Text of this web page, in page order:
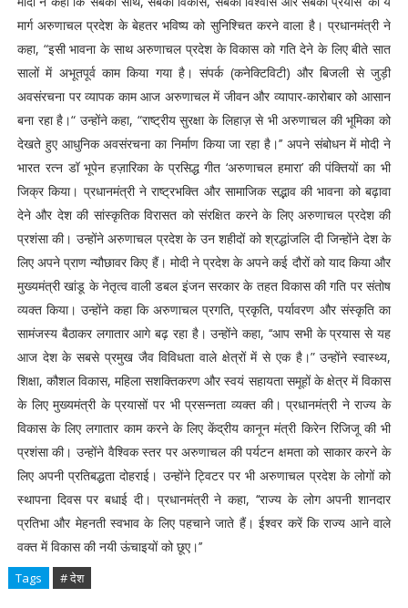
मार्ग अरुणाचल प्रदेश के बेहतर भविष्य को सुनिश्चित करने वाला है। प्रधानमंत्री ने
कहा, “इसी भावना के साथ अरुणाचल प्रदेश के विकास को गति देने के लिए बीते सात
सालों में अभूतपूर्व काम किया गया है। संपर्क (कनेक्टिविटी) और बिजली से जुड़ी
अवसंरचना पर व्यापक काम आज अरुणाचल में जीवन और व्यापार-कारोबार को आसान
बना रहा है।“ उन्होंने कहा, “राष्ट्रीय सुरक्षा के लिहाज़ से भी अरुणाचल की भूमिका को
देखते हुए आधुनिक अवसंरचना का निर्माण किया जा रहा है।’’ अपने संबोधन में मोदी ने
भारत रत्न डॉ भूपेन हज़ारिका के प्रसिद्ध गीत ‘अरुणाचल हमारा’ की पंक्तियों का भी
जिक्र किया। प्रधानमंत्री ने राष्ट्रभक्ति और सामाजिक सद्भाव की भावना को बढ़ावा
देने और देश की सांस्कृतिक विरासत को संरक्षित करने के लिए अरुणाचल प्रदेश की
प्रशंसा की। उन्होंने अरुणाचल प्रदेश के उन शहीदों को श्रद्धांजलि दी जिन्होंने देश के
लिए अपने प्राण न्यौछावर किए हैं। मोदी ने प्रदेश के अपने कई दौरों को याद किया और
मुख्यमंत्री खांडू के नेतृत्व वाली डबल इंजन सरकार के तहत विकास की गति पर संतोष
व्यक्त किया। उन्होंने कहा कि अरुणाचल प्रगति, प्रकृति, पर्यावरण और संस्कृति का
सामंजस्य बैठाकर लगातार आगे बढ़ रहा है। उन्होंने कहा, ‘‘आप सभी के प्रयास से यह
आज देश के सबसे प्रमुख जैव विविधता वाले क्षेत्रों में से एक है।” उन्होंने स्वास्थ्य,
शिक्षा, कौशल विकास, महिला सशक्तिकरण और स्वयं सहायता समूहों के क्षेत्र में विकास
के लिए मुख्यमंत्री के प्रयासों पर भी प्रसन्नता व्यक्त की। प्रधानमंत्री ने राज्य के
विकास के लिए लगातार काम करने के लिए केंद्रीय कानून मंत्री किरेन रिजिजू की भी
प्रशंसा की। उन्होंने वैश्विक स्तर पर अरुणाचल की पर्यटन क्षमता को साकार करने के
लिए अपनी प्रतिबद्धता दोहराई। उन्होंने ट्विटर पर भी अरुणाचल प्रदेश के लोगों को
स्थापना दिवस पर बधाई दी। प्रधानमंत्री ने कहा, ‘‘राज्य के लोग अपनी शानदार
प्रतिभा और मेहनती स्वभाव के लिए पहचाने जाते हैं। ईश्वर करें कि राज्य आने वाले
वक्त में विकास की नयी ऊंचाइयों को छूए।’’
Tags # देश